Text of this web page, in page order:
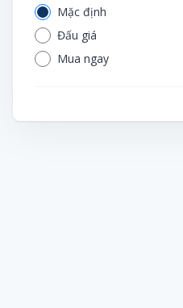
Mặc định
Đấu giá
Mua ngay